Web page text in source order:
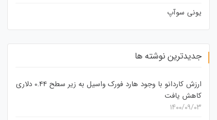
یونی سوآپ
جدیدترین نوشته ها
ارزش کاردانو با وجود هارد فورک واسیل به زیر سطح 0.44 دلاری
کاهش یافت
۱۴۰۰/۰۹/۰۳